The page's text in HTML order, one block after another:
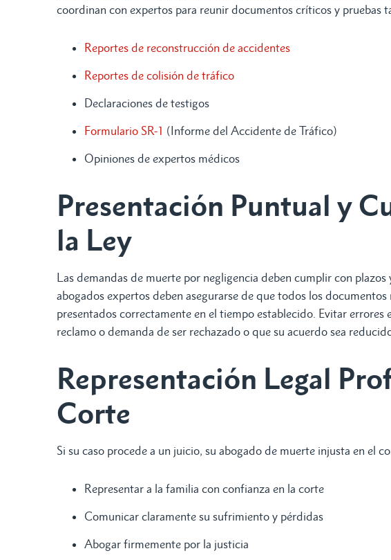
coordinan con expertos para reunir documentos críticos y pruebas
Reportes de reconstrucción de accidentes
Reportes de colisión de tráfico
Declaraciones de testigos
Formulario SR-1 (Informe del Accidente de Tráfico)
Opiniones de expertos médicos
Presentación Puntual y
la Ley
Las demandas de muerte por negligencia deben cumplir con
abogados expertos deben asegurarse de que todos los
presentados correctamente en el tiempo establecido. Evitar errores
reclamo o demanda de ser rechazado o que su acuerdo sea
Representación Legal
Corte
Si su caso procede a un juicio, su abogado de muerte injusta en el
Representar a la familia con confianza en la corte
Comunicar claramente su sufrimiento y pérdidas
Abogar firmemente por la justicia